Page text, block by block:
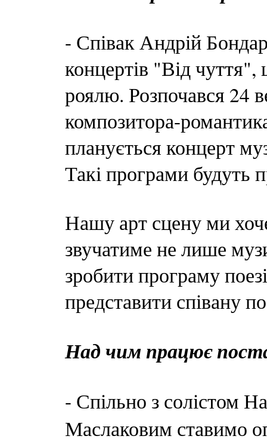
- Співак Андрій
концертів "Від чуття",
роялю. Розпочався 24
композитора-
планується концерт
Такі програми будуть
Нашу арт сцену ми
звучатиме не лише
зробити програму
представити співану
Над чим працює
- Спільно з солістом
Маслаковим ставимо